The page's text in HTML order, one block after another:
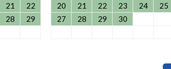
21
22
28
29
20
21 22 23 24 25
27
28 29 30